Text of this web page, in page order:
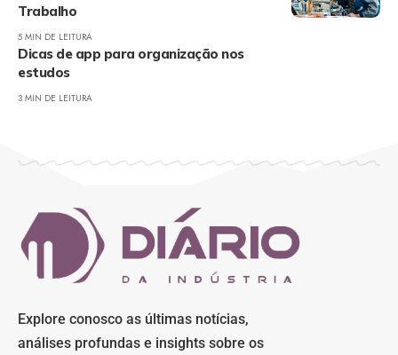
Trabalho
5 MIN DE LEITURA
Dicas de app para organização nos
estudos
3 MIN DE LEITURA
Explore conosco as últimas notícias,
análises profundas e insights sobre os